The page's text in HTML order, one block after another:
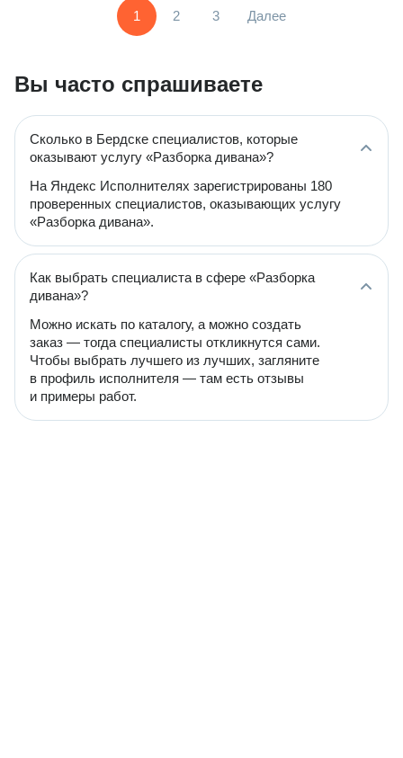
1 2 3 Далее
Вы часто спрашиваете
Сколько в Бердске специалистов, которые
оказывают услугу «Разборка дивана»?
На Яндекс Исполнителях зарегистрированы 180
проверенных специалистов, оказывающих услугу
«Разборка дивана».
Как выбрать специалиста в сфере «Разборка
дивана»?
Можно искать по каталогу, а можно создать
заказ — тогда специалисты откликнутся сами.
Чтобы выбрать лучшего из лучших, загляните
в профиль исполнителя — там есть отзывы
и примеры работ.